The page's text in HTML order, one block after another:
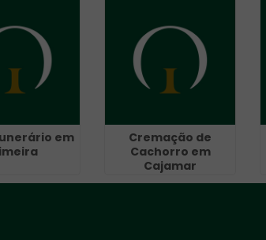
em
Cremação de
Cachorro em
Cajamar